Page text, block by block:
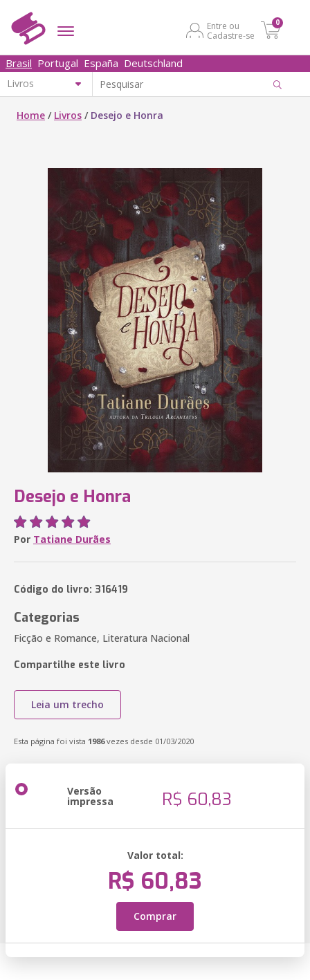
Entre ou
Cadastre-se
0
Brasil Portugal España Deutschland
Home / Livros / Desejo e Honra
Desejo e Honra
Por Tatiane Durães
Código do livro: 316419
Categorias
Ficção e Romance, Literatura Nacional
Compartilhe este livro
Leia um trecho
Esta página foi vista 1986vezes desde 01/03/2020
Versão
impressa R$ 60,83
Valor total:
R$ 60,83
Comprar